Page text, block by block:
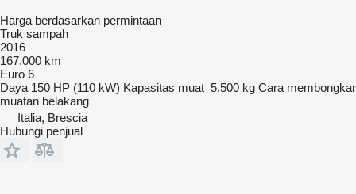
Harga berdasarkan permintaan
Truk sampah
2016
167.000 km
Euro 6
Daya 150 HP (110 kW) Kapasitas muat 5.500 kg Cara membongkar
muatan belakang
Italia, Brescia
Hubungi penjual